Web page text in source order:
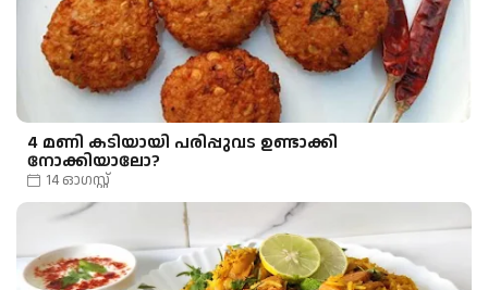
4 മണി കടിയായി പരിപ്പുവട ഉണ്ടാക്കി
നോക്കിയാലോ?
14 ഓഗസ്റ്റ്